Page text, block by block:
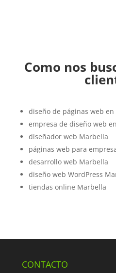
Como nos
diseño de páginas web
empresa de diseño web
diseñador web Marbella
páginas web para
desarrollo web Marbella
diseño web WordPress
tiendas online Marbella
CONTACTO